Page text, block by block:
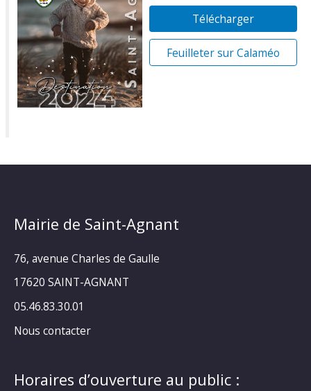
Télécharger
Feuilleter sur Calaméo
Mairie de Saint-Agnant
76, avenue Charles de Gaulle
17620 SAINT-AGNANT
05.46.83.30.01
Nous contacter
Horaires d’ouverture au public :